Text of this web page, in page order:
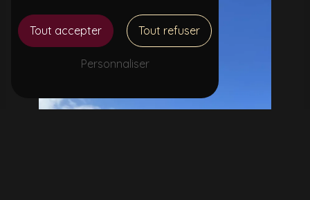
Tout accepter Tout refuser
Personnaliser